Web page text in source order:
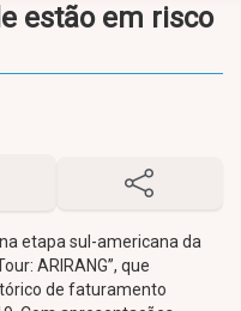
estão em risco
etapa sul-americana da
ARIRANG”, que
de faturamento